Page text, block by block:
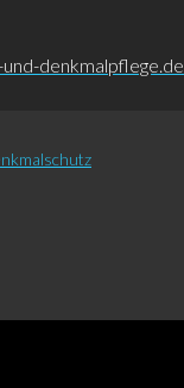
denkmalpflege.de